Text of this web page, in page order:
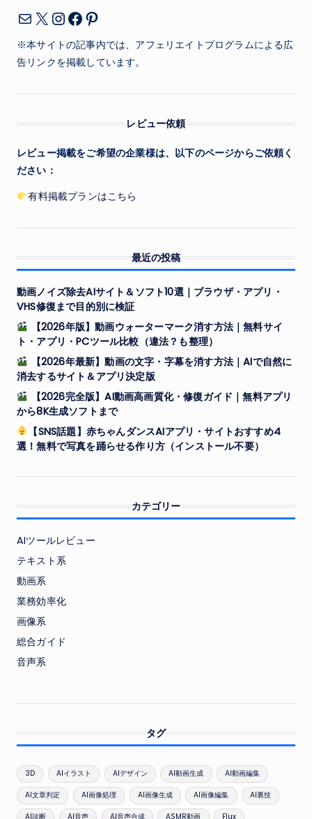
メールX Instagram
Facebook
Pinterest
※本サイトの記事内では、アフェリエイトプログラムによる広
告リンクを掲載しています。
レビュー依頼
レビュー掲載をご希望の企業様は、以下のページからご依頼く
ださい：
有料掲載プランはこちら
最近の投稿
動画ノイズ除去AIサイト＆ソフト10選｜ブラウザ・アプリ・
VHS修復まで目的別に検証
【2026年版】動画ウォーターマーク消す方法｜無料サイ
ト・アプリ・PCツール比較（違法？も整理）
【2026年最新】動画の文字・字幕を消す方法｜AIで自然に
消去するサイト＆アプリ決定版
【2026完全版】AI動画高画質化・修復ガイド｜無料アプリ
から8K生成ソフトまで
【SNS話題】赤ちゃんダンスAIアプリ・サイトおすすめ4
選！無料で写真を踊らせる作り方（インストール不要）
カテゴリー
AIツールレビュー
テキスト系
動画系
業務効率化
画像系
総合ガイド
音声系
タグ
3D AIイラスト AIデザイン AI動画生成 AI動画編集
AI文章判定 AI画像処理 AI画像生成 AI画像編集 AI裏技
AI診断 AI音声 AI音声合成 ASMR動画 Flux